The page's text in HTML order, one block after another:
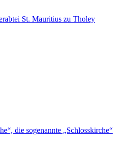
St. Mauritius zu Tholey
die sogenannte „Schlosskirche“